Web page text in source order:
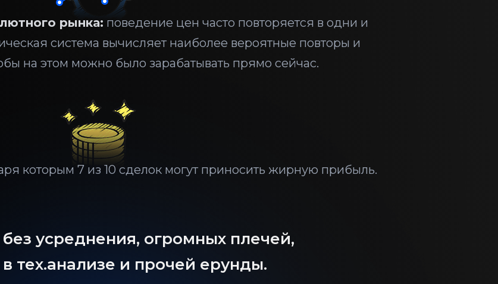
рынка: поведение цен часто повторяется в одни и
система вычисляет наиболее вероятные повторы и
на этом можно было зарабатывать прямо сейчас.
которым 7 из 10 сделок могут приносить жирную прибыль.
усреднения, огромных плечей,
тех.анализе и прочей ерунды.